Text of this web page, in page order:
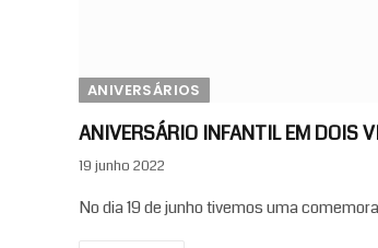
ANIVERSÁRIOS
ANIVERSÁRIO INFANTIL EM DOIS
19 junho 2022
No dia 19 de junho tivemos uma